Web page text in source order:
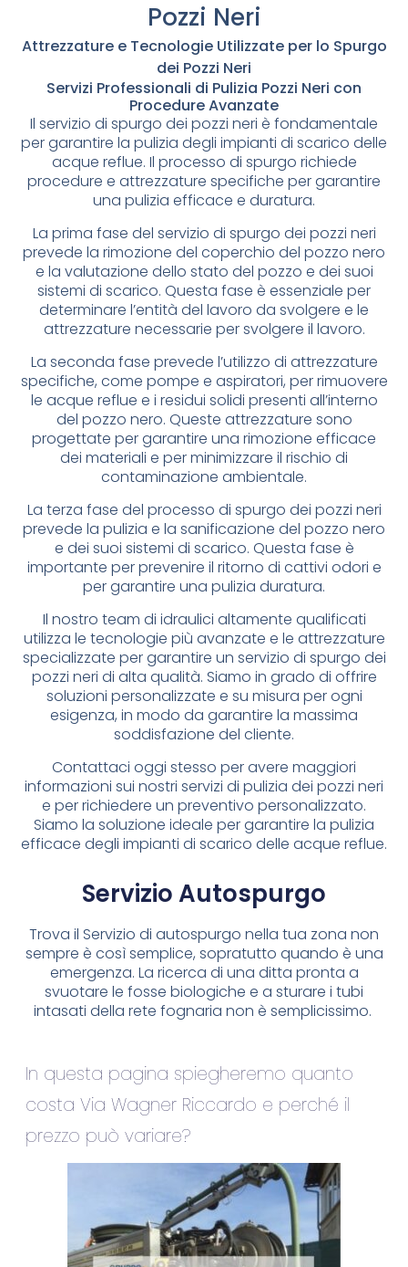
Pozzi Neri
Attrezzature e Tecnologie Utilizzate per lo Spurgo
dei Pozzi Neri
Servizi Professionali di Pulizia Pozzi Neri con
Procedure Avanzate
Il servizio di spurgo dei pozzi neri è fondamentale
per garantire la pulizia degli impianti di scarico delle
acque reflue. Il processo di spurgo richiede
procedure e attrezzature specifiche per garantire
una pulizia efficace e duratura.
La prima fase del servizio di spurgo dei pozzi neri
prevede la rimozione del coperchio del pozzo nero
e la valutazione dello stato del pozzo e dei suoi
sistemi di scarico. Questa fase è essenziale per
determinare l’entità del lavoro da svolgere e le
attrezzature necessarie per svolgere il lavoro.
La seconda fase prevede l’utilizzo di attrezzature
specifiche, come pompe e aspiratori, per rimuovere
le acque reflue e i residui solidi presenti all’interno
del pozzo nero. Queste attrezzature sono
progettate per garantire una rimozione efficace
dei materiali e per minimizzare il rischio di
contaminazione ambientale.
La terza fase del processo di spurgo dei pozzi neri
prevede la pulizia e la sanificazione del pozzo nero
e dei suoi sistemi di scarico. Questa fase è
importante per prevenire il ritorno di cattivi odori e
per garantire una pulizia duratura.
Il nostro team di idraulici altamente qualificati
utilizza le tecnologie più avanzate e le attrezzature
specializzate per garantire un servizio di spurgo dei
pozzi neri di alta qualità. Siamo in grado di offrire
soluzioni personalizzate e su misura per ogni
esigenza, in modo da garantire la massima
soddisfazione del cliente.
Contattaci oggi stesso per avere maggiori
informazioni sui nostri servizi di pulizia dei pozzi neri
e per richiedere un preventivo personalizzato.
Siamo la soluzione ideale per garantire la pulizia
efficace degli impianti di scarico delle acque reflue.
Servizio Autospurgo
Trova il Servizio di autospurgo nella tua zona non
sempre è così semplice, sopratutto quando è una
emergenza. La ricerca di una ditta pronta a
svuotare le fosse biologiche e a sturare i tubi
intasati della rete fognaria non è semplicissimo.
In questa pagina spiegheremo quanto
costa Via Wagner Riccardo e perché il
prezzo può variare?